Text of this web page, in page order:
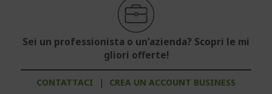
Sei un professionista o un'azienda? Scopri le mi
gliori offerte!
CONTATTACI | CREA UN ACCOUNT BUSINESS